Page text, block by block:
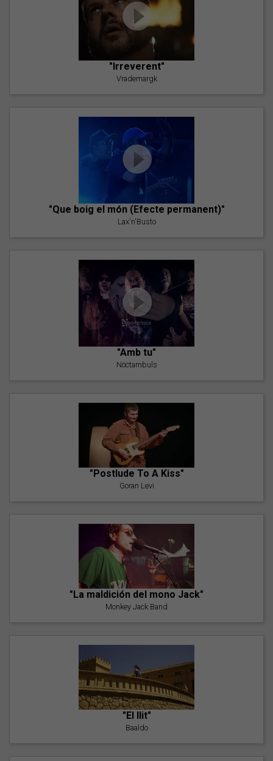
"Irreverent"
Vrademargk
"Que boig el món (Efecte permanent)"
Lax'n'Busto
"Amb tu"
Nöctambuls
"Postlude To A Kiss"
Goran Levi
"La maldición del mono Jack"
Monkey Jack Band
"El llit"
Baaldo